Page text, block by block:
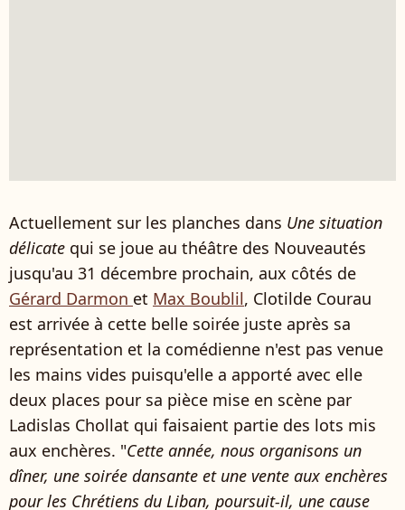
Actuellement sur les planches dans Une situation
délicate qui se joue au théâtre des Nouveautés
jusqu'au 31 décembre prochain, aux côtés de
Gérard Darmon et Max Boublil, Clotilde Courau
est arrivée à cette belle soirée juste après sa
représentation et la comédienne n'est pas venue
les mains vides puisqu'elle a apporté avec elle
deux places pour sa pièce mise en scène par
Ladislas Chollat qui faisaient partie des lots mis
aux enchères. "Cette année, nous organisons un
dîner, une soirée dansante et une vente aux enchères
pour les Chrétiens du Liban, poursuit-il, une cause